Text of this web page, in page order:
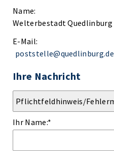
Name:
Welterbestadt Quedlinburg
E-Mail:
poststelle@quedlinburg.de
Ihre Nachricht
Ihr Name:*